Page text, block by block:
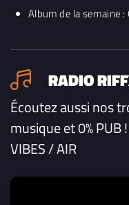
Album de la semaine
RADIO
Écoutez aussi nos
musique et 0% PUB
VIBES / AIR